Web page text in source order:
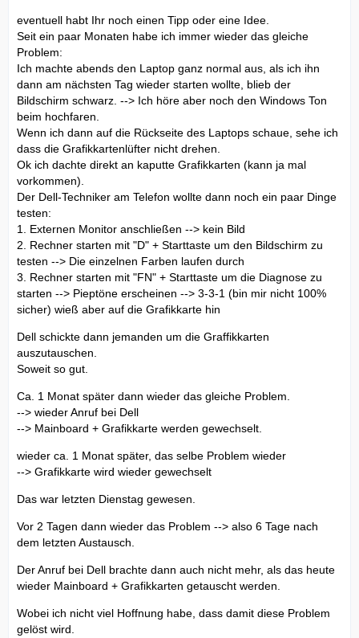
eventuell habt Ihr noch einen Tipp oder eine Idee.
Seit ein paar Monaten habe ich immer wieder das gleiche
Problem:
Ich machte abends den Laptop ganz normal aus, als ich ihn
dann am nächsten Tag wieder starten wollte, blieb der
Bildschirm schwarz. --> Ich höre aber noch den Windows Ton
beim hochfaren.
Wenn ich dann auf die Rückseite des Laptops schaue, sehe ich
dass die Grafikkartenlüfter nicht drehen.
Ok ich dachte direkt an kaputte Grafikkarten (kann ja mal
vorkommen).
Der Dell-Techniker am Telefon wollte dann noch ein paar Dinge
testen:
1. Externen Monitor anschließen --> kein Bild
2. Rechner starten mit "D" + Starttaste um den Bildschirm zu
testen --> Die einzelnen Farben laufen durch
3. Rechner starten mit "FN" + Starttaste um die Diagnose zu
starten --> Pieptöne erscheinen --> 3-3-1 (bin mir nicht 100%
sicher) wieß aber auf die Grafikkarte hin
Dell schickte dann jemanden um die Graffikkarten
auszutauschen.
Soweit so gut.
Ca. 1 Monat später dann wieder das gleiche Problem.
--> wieder Anruf bei Dell
--> Mainboard + Grafikkarte werden gewechselt.
wieder ca. 1 Monat später, das selbe Problem wieder
--> Grafikkarte wird wieder gewechselt
Das war letzten Dienstag gewesen.
Vor 2 Tagen dann wieder das Problem --> also 6 Tage nach
dem letzten Austausch.
Der Anruf bei Dell brachte dann auch nicht mehr, als das heute
wieder Mainboard + Grafikkarten getauscht werden.
Wobei ich nicht viel Hoffnung habe, dass damit diese Problem
gelöst wird.